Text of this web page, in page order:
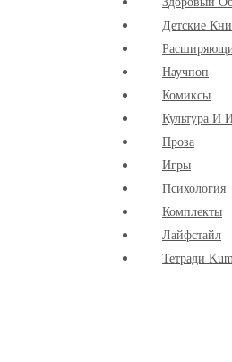
Детские
Научпоп
Комиксы
Культура И
Проза
Игры
Психология
Комплекты
Лайфстайл
Тетради